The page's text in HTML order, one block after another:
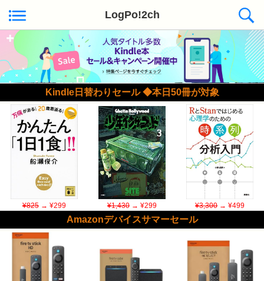
LogPo!2ch
Kindle日替わりセール ◆本日50冊が対象
¥825→ ¥299 ¥1,430→ ¥299 ¥3,300→ ¥499
Amazonデバイスサマーセール